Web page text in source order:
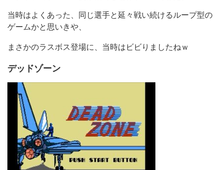
当時はよくあった、同じ選手と延々戦い続けるループ型の
ゲームかと思いきや、
まさかのラスボス登場に、当時はビビりましたねｗ
デッドゾーン